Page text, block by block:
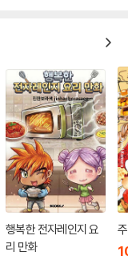
행복한 전자레인지 요
리 만화